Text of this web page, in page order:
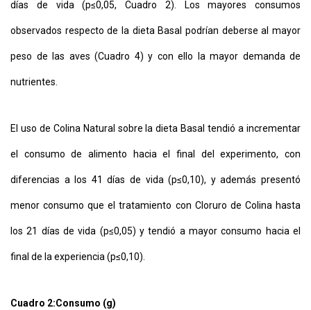
días de vida (p≤0,05, Cuadro 2). Los mayores consumos
observados respecto de la dieta Basal podrían deberse al mayor
peso de las aves (Cuadro 4) y con ello la mayor demanda de
nutrientes.
El uso de Colina Natural sobre la dieta Basal tendió a incrementar
el consumo de alimento hacia el final del experimento, con
diferencias a los 41 días de vida (p≤0,10), y además presentó
menor consumo que el tratamiento con Cloruro de Colina hasta
los 21 días de vida (p≤0,05) y tendió a mayor consumo hacia el
final de la experiencia (p≤0,10).
Cuadro 2:Consumo (g)